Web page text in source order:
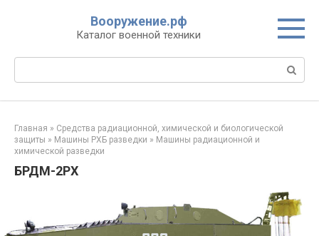
Вооружение.рф
Каталог военной техники
Поиск:
Главная » Средства радиационной, химической и биологической
защиты » Машины РХБ разведки » Машины радиационной и
химической разведки
БРДМ-2РХ